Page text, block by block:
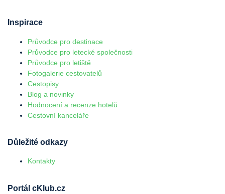
Inspirace
Průvodce pro destinace
Průvodce pro letecké společnosti
Průvodce pro letiště
Fotogalerie cestovatelů
Cestopisy
Blog a novinky
Hodnocení a recenze hotelů
Cestovní kanceláře
Důležité odkazy
Kontakty
Portál cKlub.cz